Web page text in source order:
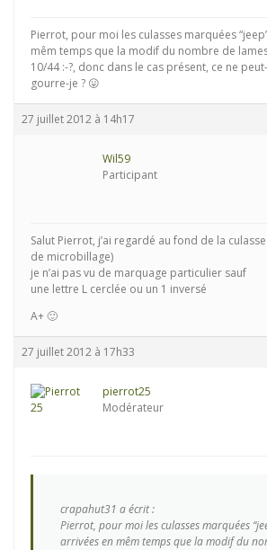
Pierrot, pour moi les culasses marquées
mêm temps que la modif du nombre de
10/44 :-?, donc dans le cas présent, ce ne
gourre-je ? 😛
27 juillet 2012 à 14h17
Wil59
Participant
Salut Pierrot, j’ai regardé au fond de la
de microbillage)
je n’ai pas vu de marquage particulier sauf
une lettre L cerclée ou un 1 inversé
A+ 🙂
27 juillet 2012 à 17h33
pierrot25
Modérateur
crapahut31 a écrit :
Pierrot, pour moi les culasses marquées
arrivées en mêm temps que la modif du